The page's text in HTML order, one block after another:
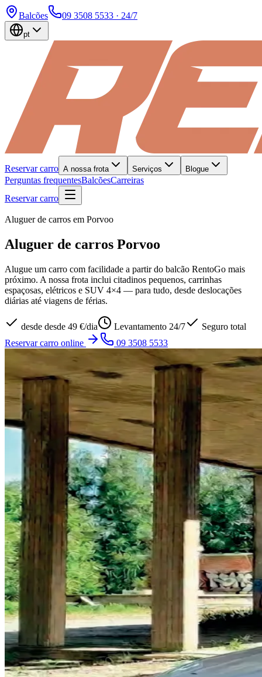
Balcões 09 3508 5533 · 24/7
pt
Reservar carro A nossa frota Serviços Blogue
Perguntas frequentesBalcõesCarreiras
Reservar carro
Aluguer de carros em Porvoo
Aluguer de carros Porvoo
Alugue um carro com facilidade a partir do balcão RentoGo mais
próximo. A nossa frota inclui citadinos pequenos, carrinhas
espaçosas, elétricos e SUV 4×4 — para tudo, desde deslocações
diárias até viagens de férias.
desde desde 49 €/dia Levantamento 24/7
Seguro total
Reservar carro online
09 3508 5533